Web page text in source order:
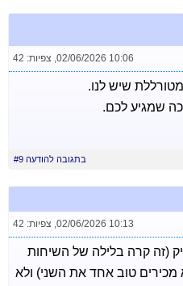
02/06/2026 10:06
, צפיות: 42
שיש לנו.
שמגיע לכם.
בתגובה להודעה #9
02/06/2026 10:13
, צפיות: 42
(זה קרה בלילה של השיחות
מכירים טוב אחד את השני) ולא